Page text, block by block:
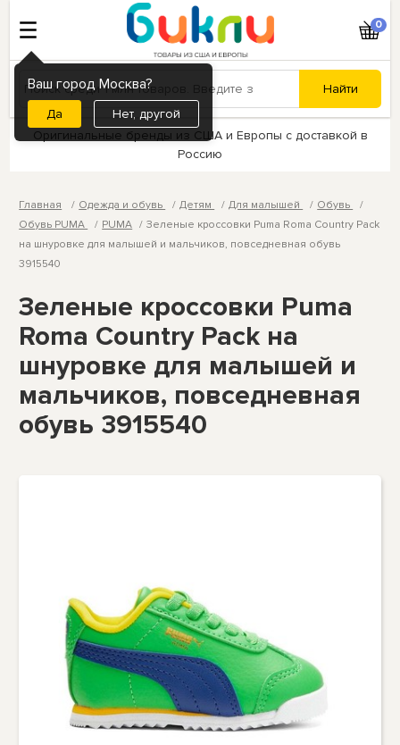
Ваш город Москва?
Нет, другой
0
Оригинальные бренды из США и Европы с доставкой в
Россию
Главная Одежда и обувь Детям Для малышей
Обувь
Обувь PUMA
PUMA
Зеленые кроссовки Puma Roma Country Pack
на шнуровке для малышей и мальчиков, повседневная обувь
3915540
Зеленые кроссовки Puma
Roma Country Pack на
шнуровке для малышей и
мальчиков, повседневная
обувь 3915540